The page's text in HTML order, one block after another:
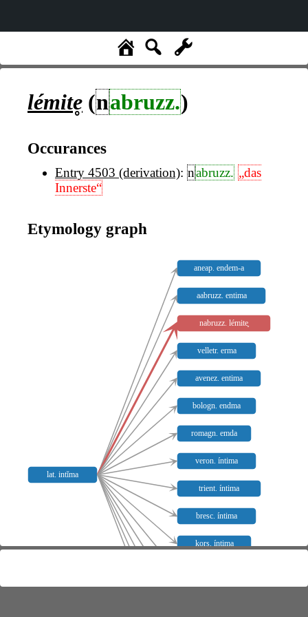
lémite̥ (nabruzz.)
Occurances
Entry 4503 (derivation): nabruzz. „das
Innerste“
Etymology graph
lat. intĭma
aneap. endem-a
aabruzz. entima
nabruzz. lémite̥
velletr. erma
avenez. entima
bologn. endma
romagn. emda
veron. íntima
trient. íntima
bresc. íntima
kors. íntima